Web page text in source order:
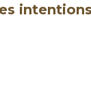
intentions